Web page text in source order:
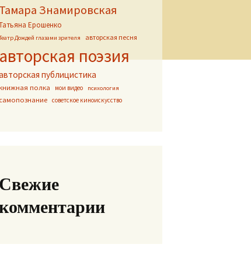
Тамара Знамировская
Ерошенко
Дождей глазами зрителя авторская песня
поэзия
публицистика
полка мои видео психология
самопознание советское киноискусство
Свежие